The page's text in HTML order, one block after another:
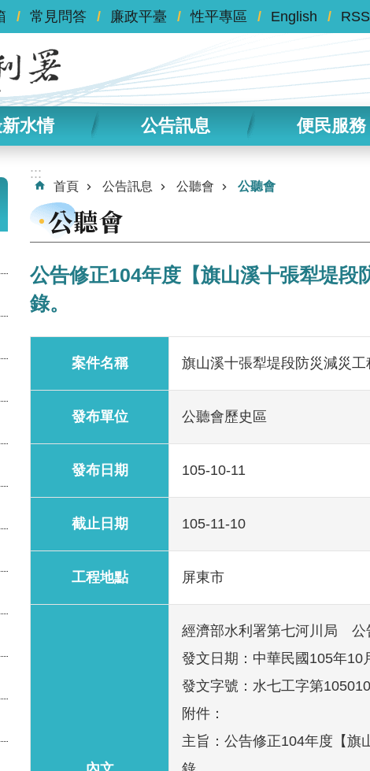
常見問答 廉政平臺 性平專區 English RSS
水情 公告訊息 便民服務
:::
首頁 公告訊息 公聽會 公聽會
公聽會
公告修正104年度【旗山溪十張犁堤段
錄。
案件名稱 旗山溪十張犁堤段防災減災工
發布單位 公聽會歷史區
發布日期 105-10-11
截止日期 105-11-10
工程地點 屏東市
經濟部水利署第七河川局 公
發文日期：中華民國105年10
發文字號：水七工字第
附件：
主旨：公告修正104年度【旗